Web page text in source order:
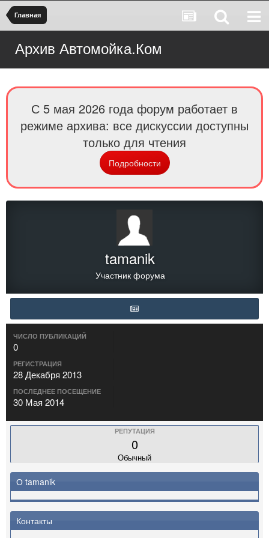
Главная
Архив Автомойка.Ком
С 5 мая 2026 года форум работает в
режиме архива: все дискуссии доступны
только для чтения
Подробности
tamanik
Участник форума
ЧИСЛО ПУБЛИКАЦИЙ
0
РЕГИСТРАЦИЯ
28 Декабря 2013
ПОСЛЕДНЕЕ ПОСЕЩЕНИЕ
30 Мая 2014
РЕПУТАЦИЯ
0
Обычный
О tamanik
Контакты